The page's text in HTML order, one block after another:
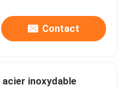
Contact
acier inoxydable